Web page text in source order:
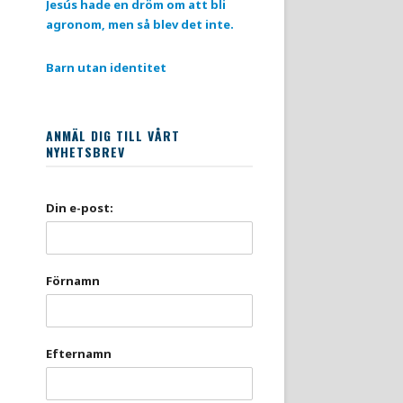
Jesús hade en dröm om att bli
agronom, men så blev det inte.
Barn utan identitet
ANMÄL DIG TILL VÅRT
NYHETSBREV
Din e-post:
Förnamn
Efternamn